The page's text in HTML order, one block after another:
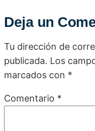
Deja un
Tu dirección de
publicada. Los
marcados con *
Comentario *